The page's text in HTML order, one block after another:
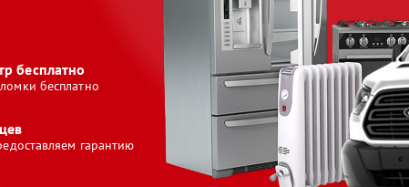
бесплатно
бесплатно
гарантию